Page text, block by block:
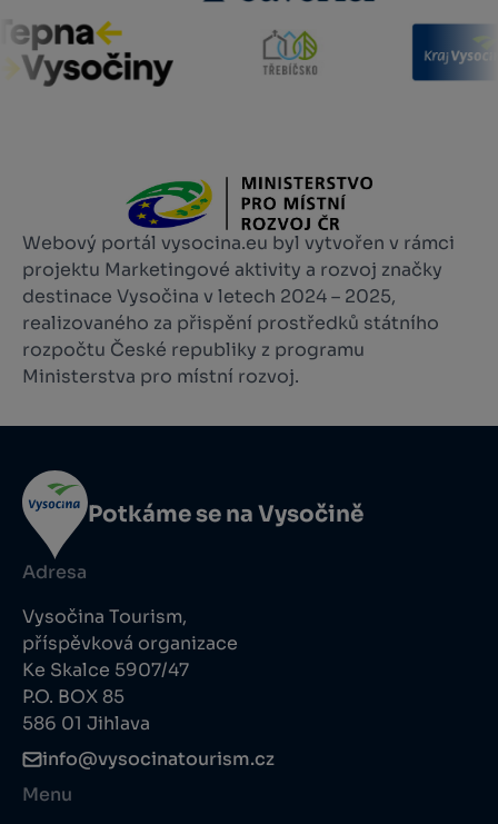
Webový portál vysocina.eu byl vytvořen v rámci
projektu Marketingové aktivity a rozvoj značky
destinace Vysočina v letech 2024 – 2025,
realizovaného za přispění prostředků státního
rozpočtu České republiky z programu
Ministerstva pro místní rozvoj.
Potkáme se na Vysočině
Adresa
Vysočina Tourism,
příspěvková organizace
Ke Skalce 5907/47
P.O. BOX 85
586 01 Jihlava
info@vysocinatourism.cz
Menu